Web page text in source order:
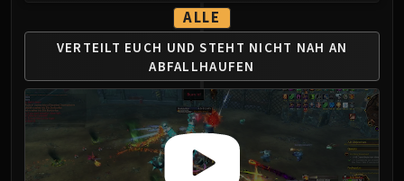
Nefarian
Halfus Wyrmbreaker
Valiona & Theralion
Ascendant Council
Cho#gall
Sinestra
AMIRDRASSIL
Gnarlroot
ALLE
VERTEILT EUCH UND STEHT NICHT NAH AN
ABFALLHAUFEN